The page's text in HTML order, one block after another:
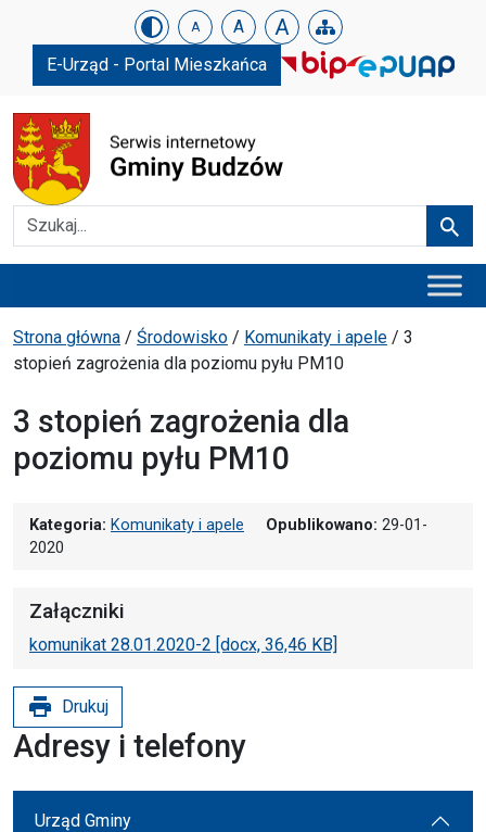
Urząd Gminy w Budzowie
Skip menu A A A
E-Urząd - Portal Mieszkańca
Szukaj
Ścieżka powrotu
Strona główna / Środowisko / Komunikaty i apele / 3
stopień zagrożenia dla poziomu pyłu PM10
3 stopień zagrożenia dla
poziomu pyłu PM10
Kategoria: Komunikaty i apele Opublikowano: 29-01-
2020
Załączniki
komunikat 28.01.2020-2 [docx, 36,46 KB]
print Drukuj
Adresy i telefony
Urząd Gminy